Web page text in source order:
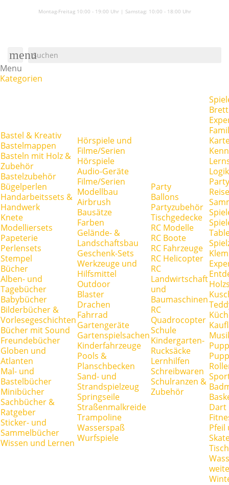
Montag-Freitag 10:00 - 19:00 Uhr | Samstag: 10:00 - 18:00 Uhr
menu
Menu
Kategorien
Bastel & Kreativ
Bastelmappen
Basteln mit Holz &
Zubehör
Bastelzubehör
Bügelperlen
Handarbeitssets &
Handwerk
Knete
Modelliersets
Papeterie
Perlensets
Stempel
Bücher
Alben- und
Tagebücher
Babybücher
Bilderbücher &
Vorlesegeschichten
Bücher mit Sound
Freundebücher
Globen und
Atlanten
Mal- und
Bastelbücher
Minibücher
Sachbücher &
Ratgeber
Sticker- und
Sammelbücher
Wissen und Lernen
Hörspiele und
Filme/Serien
Hörspiele
Audio-Geräte
Filme/Serien
Modellbau
Airbrush
Bausätze
Farben
Gelände- &
Landschaftsbau
Geschenk-Sets
Werkzeuge und
Hilfsmittel
Outdoor
Blaster
Drachen
Fahrrad
Gartengeräte
Gartenspielsachen
Kinderfahrzeuge
Pools &
Planschbecken
Sand- und
Strandspielzeug
Springseile
Straßenmalkreide
Trampoline
Wasserspaß
Wurfspiele
Party
Ballons
Partyzubehör
Tischgedecke
RC Modelle
RC Boote
RC Fahrzeuge
RC Helicopter
RC
Landwirtschaft
und
Baumaschinen
RC
Quadrocopter
Schule
Kindergarten-
Rucksäcke
Lernhilfen
Schreibwaren
Schulranzen &
Zubehör
Dart
Pfeil